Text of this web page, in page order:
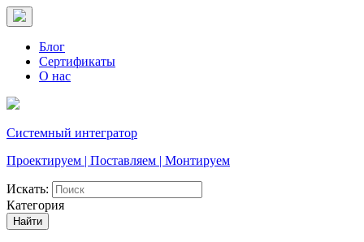
Блог
Сертификаты
О нас
Системный интегратор
Проектируем | Поставляем | Монтируем
Искать:
Категория
Найти